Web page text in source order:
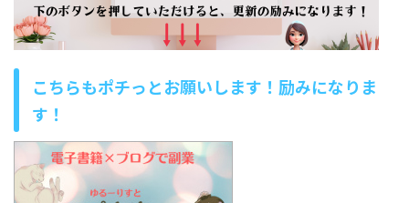
こちらもポチっとお願いします！励みになりま
す！